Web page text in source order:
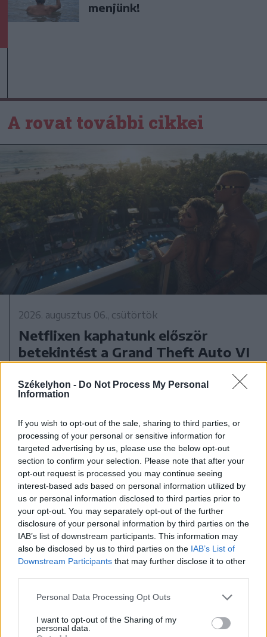
Székelyhon - Do Not Process My Personal
Information
If you wish to opt-out of the sale, sharing to third parties, or
processing of your personal or sensitive information for
targeted advertising by us, please use the below opt-out
section to confirm your selection. Please note that after your
opt-out request is processed you may continue seeing
interest-based ads based on personal information utilized by
us or personal information disclosed to third parties prior to
your opt-out. You may separately opt-out of the further
disclosure of your personal information by third parties on the
IAB’s list of downstream participants. This information may
also be disclosed by us to third parties on the IAB’s List of
Downstream Participants that may further disclose it to other
Personal Data Processing Opt Outs
I want to opt-out of the Sharing of my
personal data.
menjünk!
A rovat további cikkei
2026. augusztus 06., csütörtök
Netflixen kaphatunk először
betekintést a Grand Theft Auto VI